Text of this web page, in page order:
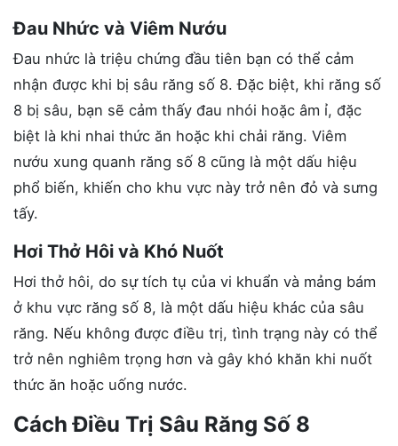
Đau Nhức và Viêm Nướu
Đau nhức là triệu chứng đầu tiên bạn có thể cảm
nhận được khi bị sâu răng số 8. Đặc biệt, khi răng số
8 bị sâu, bạn sẽ cảm thấy đau nhói hoặc âm ỉ, đặc
biệt là khi nhai thức ăn hoặc khi chải răng. Viêm
nướu xung quanh răng số 8 cũng là một dấu hiệu
phổ biến, khiến cho khu vực này trở nên đỏ và sưng
tấy.
Hơi Thở Hôi và Khó Nuốt
Hơi thở hôi, do sự tích tụ của vi khuẩn và mảng bám
ở khu vực răng số 8, là một dấu hiệu khác của sâu
răng. Nếu không được điều trị, tình trạng này có thể
trở nên nghiêm trọng hơn và gây khó khăn khi nuốt
thức ăn hoặc uống nước.
Cách Điều Trị Sâu Răng Số 8